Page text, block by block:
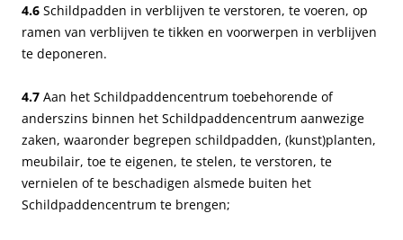
4.6 Schildpadden in verblijven te verstoren, te voeren, op
ramen van verblijven te tikken en voorwerpen in verblijven
te deponeren.
4.7 Aan het Schildpaddencentrum toebehorende of
anderszins binnen het Schildpaddencentrum aanwezige
zaken, waaronder begrepen schildpadden, (kunst)planten,
meubilair, toe te eigenen, te stelen, te verstoren, te
vernielen of te beschadigen alsmede buiten het
Schildpaddencentrum te brengen;